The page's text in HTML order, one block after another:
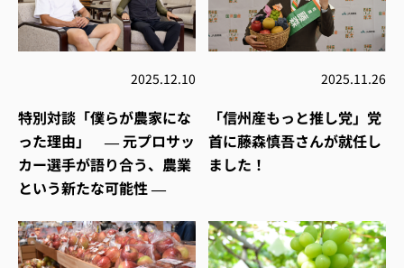
2025.12.10
特別対談「僕らが農家にな
った理由」 ― 元プロサッ
カー選手が語り合う、農業
という新たな可能性 ―
2025.11.26
「信州産もっと推し党」党
首に藤森慎吾さんが就任し
ました！